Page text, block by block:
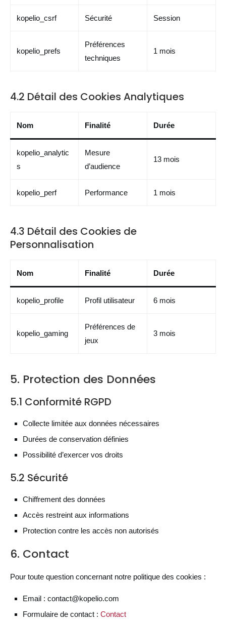
kopelio_csrf Sécurité Session
kopelio_prefs
Préférences
techniques
1 mois
4.2 Détail des Cookies Analytiques
Nom Finalité Durée
kopelio_analytic
s
Mesure
d’audience
13 mois
kopelio_perf Performance 1 mois
4.3 Détail des Cookies de
Personnalisation
Nom Finalité Durée
kopelio_profile Profil utilisateur 6 mois
kopelio_gaming
Préférences de
jeux
3 mois
5. Protection des Données
5.1 Conformité RGPD
Collecte limitée aux données nécessaires
Durées de conservation définies
Possibilité d’exercer vos droits
5.2 Sécurité
Chiffrement des données
Accès restreint aux informations
Protection contre les accès non autorisés
6. Contact
Pour toute question concernant notre politique des cookies :
Email : contact@kopelio.com
Formulaire de contact : Contact